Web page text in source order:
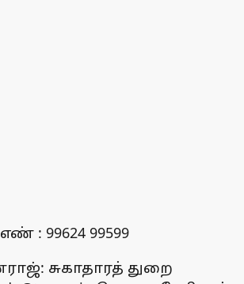
: 99624 99599
சுகாதாரத் துறை